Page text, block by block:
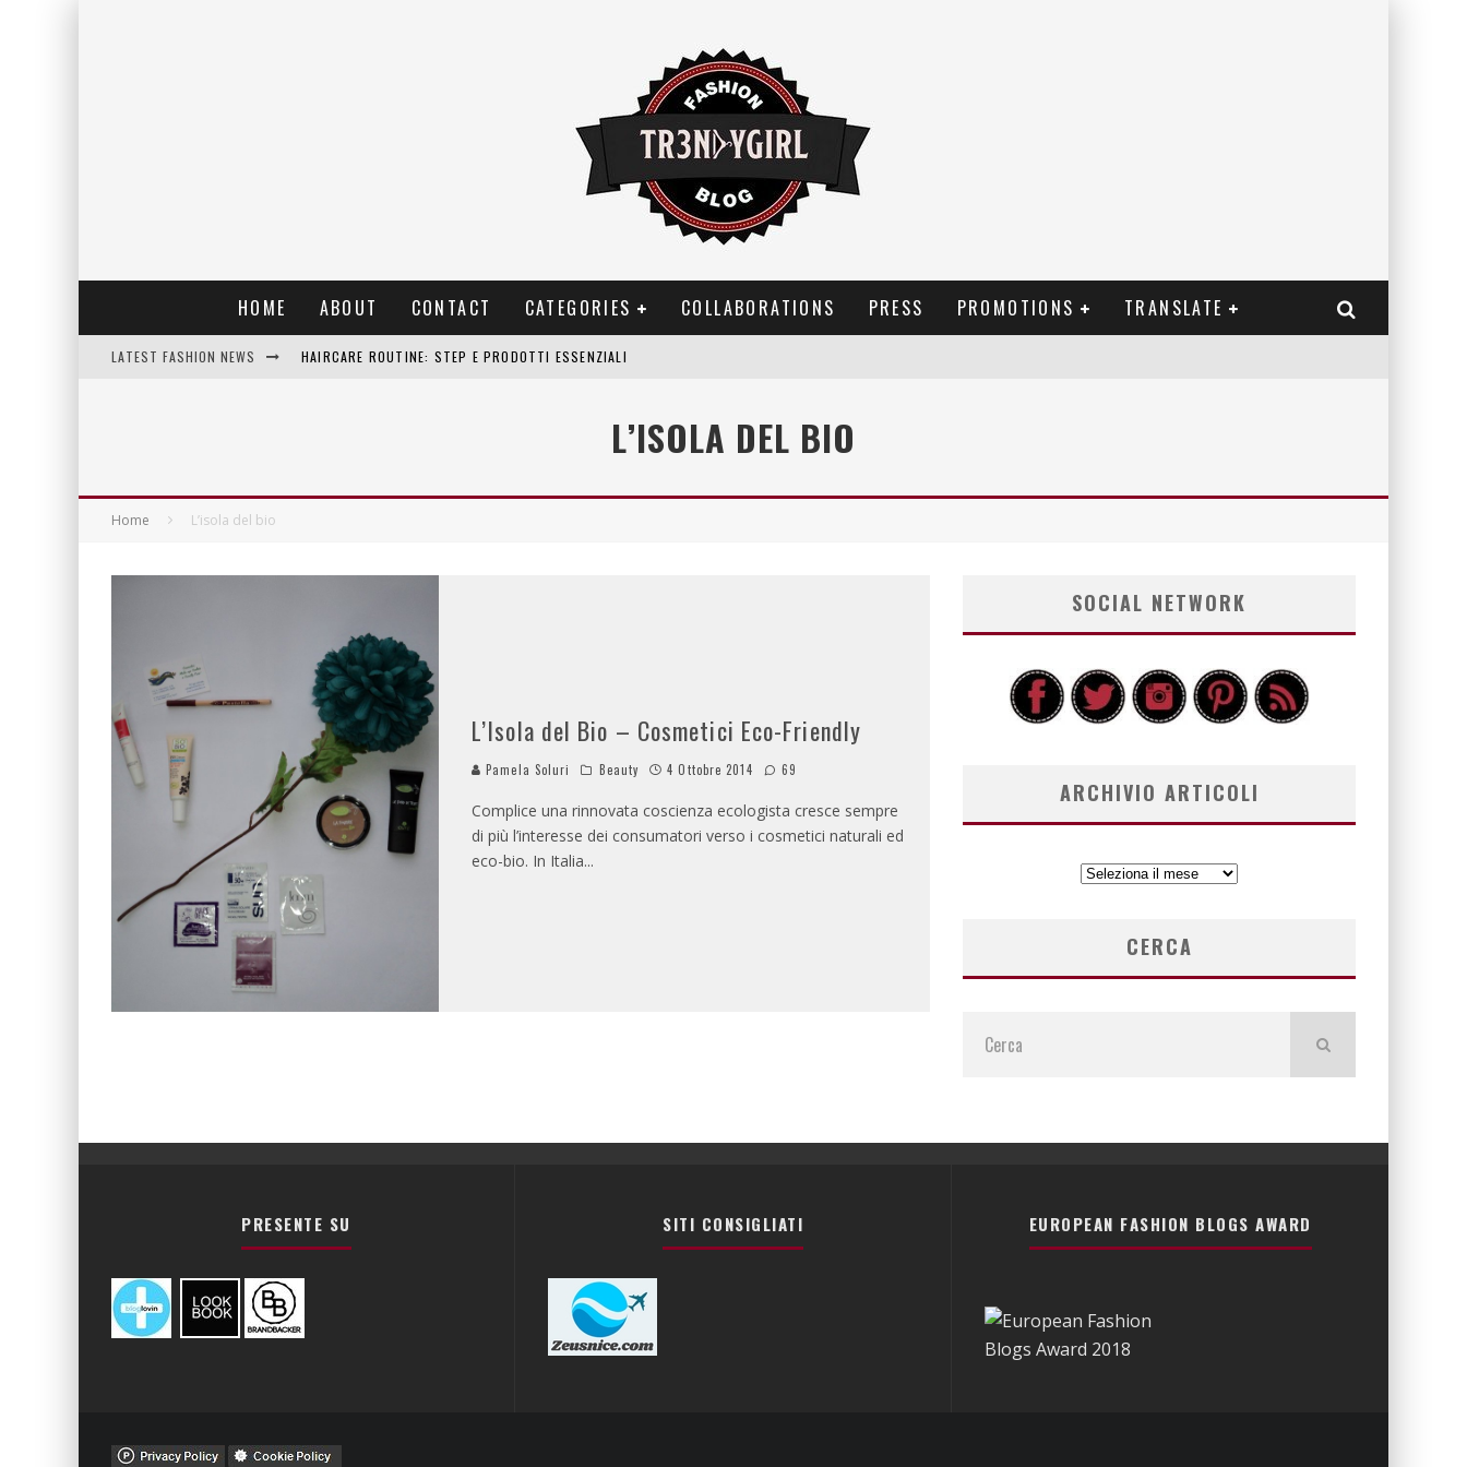
HOME ABOUT CONTACT CATEGORIES COLLABORATIONS PRESS PROMOTIONS TRANSLATE
LATEST FASHION NEWS HAIRCARE ROUTINE: STEP E PRODOTTI ESSENZIALI
ERRORI COMUNI E CATTIVE ABITUDINI CHE FANNO LIEVITARE LE BOLLETTE DOMESTICHE
L’ISOLA DEL BIO
Home L’isola del bio
L’Isola del Bio – Cosmetici Eco-Friendly
Pamela Soluri Beauty 4 Ottobre 2014 69
Complice una rinnovata coscienza ecologista cresce sempre
di più l’interesse dei consumatori verso i cosmetici naturali ed
eco-bio. In Italia...
SOCIAL NETWORK
ARCHIVIO ARTICOLI
ARCHIVIO
CERCA
PRESENTE SU SITI CONSIGLIATI EUROPEAN FASHION BLOGS AWARD